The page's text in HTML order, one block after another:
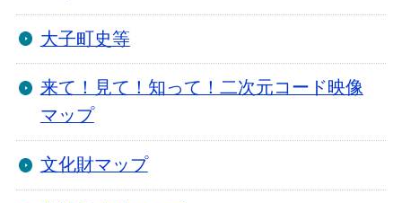
大子町史等
来て！見て！知って！二次元コード映像
マップ
文化財マップ